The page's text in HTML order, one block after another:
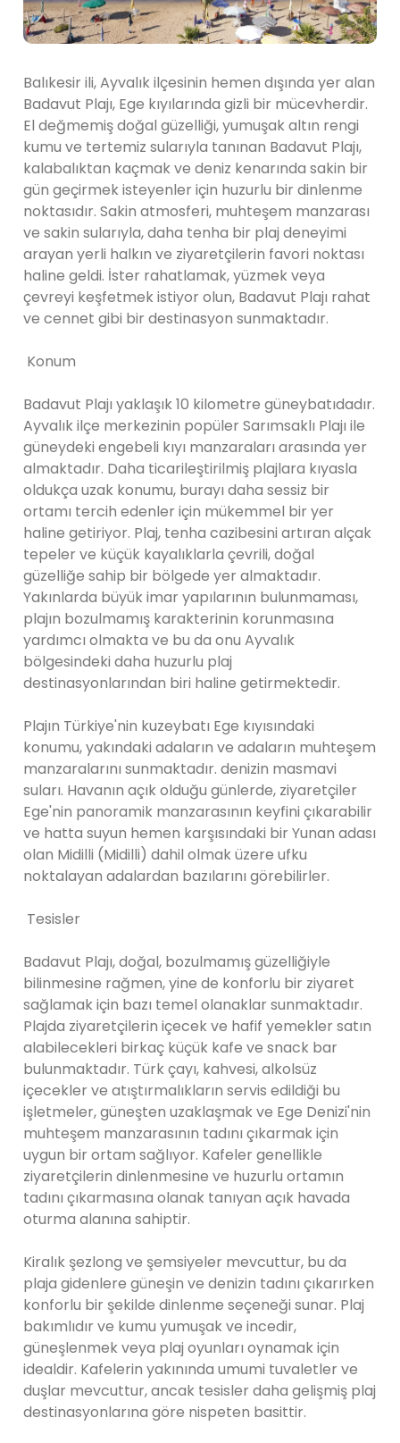
Balıkesir ili, Ayvalık ilçesinin hemen dışında yer alan
Badavut Plajı, Ege kıyılarında gizli bir mücevherdir.
El değmemiş doğal güzelliği, yumuşak altın rengi
kumu ve tertemiz sularıyla tanınan Badavut Plajı,
kalabalıktan kaçmak ve deniz kenarında sakin bir
gün geçirmek isteyenler için huzurlu bir dinlenme
noktasıdır. Sakin atmosferi, muhteşem manzarası
ve sakin sularıyla, daha tenha bir plaj deneyimi
arayan yerli halkın ve ziyaretçilerin favori noktası
haline geldi. İster rahatlamak, yüzmek veya
çevreyi keşfetmek istiyor olun, Badavut Plajı rahat
ve cennet gibi bir destinasyon sunmaktadır.
Konum
Badavut Plajı yaklaşık 10 kilometre güneybatıdadır.
Ayvalık ilçe merkezinin popüler Sarımsaklı Plajı ile
güneydeki engebeli kıyı manzaraları arasında yer
almaktadır. Daha ticarileştirilmiş plajlara kıyasla
oldukça uzak konumu, burayı daha sessiz bir
ortamı tercih edenler için mükemmel bir yer
haline getiriyor. Plaj, tenha cazibesini artıran alçak
tepeler ve küçük kayalıklarla çevrili, doğal
güzelliğe sahip bir bölgede yer almaktadır.
Yakınlarda büyük imar yapılarının bulunmaması,
plajın bozulmamış karakterinin korunmasına
yardımcı olmakta ve bu da onu Ayvalık
bölgesindeki daha huzurlu plaj
destinasyonlarından biri haline getirmektedir.
Plajın Türkiye'nin kuzeybatı Ege kıyısındaki
konumu, yakındaki adaların ve adaların muhteşem
manzaralarını sunmaktadır. denizin masmavi
suları. Havanın açık olduğu günlerde, ziyaretçiler
Ege'nin panoramik manzarasının keyfini çıkarabilir
ve hatta suyun hemen karşısındaki bir Yunan adası
olan Midilli (Midilli) dahil olmak üzere ufku
noktalayan adalardan bazılarını görebilirler.
Tesisler
Badavut Plajı, doğal, bozulmamış güzelliğiyle
bilinmesine rağmen, yine de konforlu bir ziyaret
sağlamak için bazı temel olanaklar sunmaktadır.
Plajda ziyaretçilerin içecek ve hafif yemekler satın
alabilecekleri birkaç küçük kafe ve snack bar
bulunmaktadır. Türk çayı, kahvesi, alkolsüz
içecekler ve atıştırmalıkların servis edildiği bu
işletmeler, güneşten uzaklaşmak ve Ege Denizi'nin
muhteşem manzarasının tadını çıkarmak için
uygun bir ortam sağlıyor. Kafeler genellikle
ziyaretçilerin dinlenmesine ve huzurlu ortamın
tadını çıkarmasına olanak tanıyan açık havada
oturma alanına sahiptir.
Kiralık şezlong ve şemsiyeler mevcuttur, bu da
plaja gidenlere güneşin ve denizin tadını çıkarırken
konforlu bir şekilde dinlenme seçeneği sunar. Plaj
bakımlıdır ve kumu yumuşak ve incedir,
güneşlenmek veya plaj oyunları oynamak için
idealdir. Kafelerin yakınında umumi tuvaletler ve
duşlar mevcuttur, ancak tesisler daha gelişmiş plaj
destinasyonlarına göre nispeten basittir.